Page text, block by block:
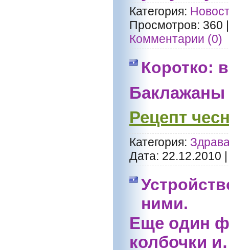
Категория:
Просмотров: 360
Комментарии (0)
Коротко:
Баклажаны
Рецепт
Категория:
Дата: 22.12.2010
ними.
Еще один
колбочки